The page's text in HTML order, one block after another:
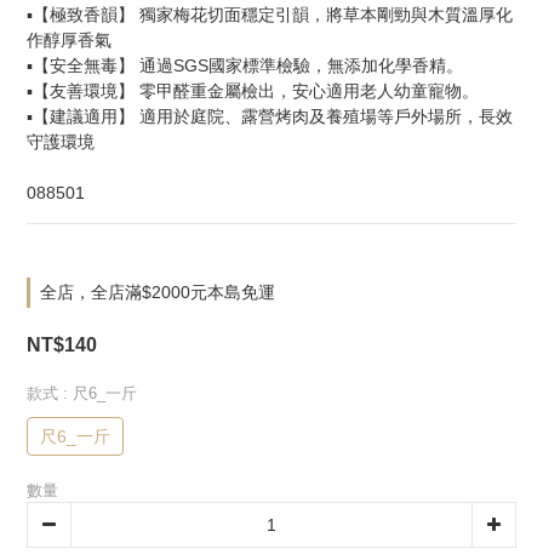
▪️【極致香韻】 獨家梅花切面穩定引韻，將草本剛勁與木質溫厚化
作醇厚香氣
▪️【安全無毒】 通過SGS國家標準檢驗，無添加化學香精。
▪️【友善環境】 零甲醛重金屬檢出，安心適用老人幼童寵物。
▪️【建議適用】 適用於庭院、露營烤肉及養殖場等戶外場所，長效
守護環境
088501
全店，全店滿$2000元本島免運
NT$140
款式 : 尺6_一斤
尺6_一斤
數量